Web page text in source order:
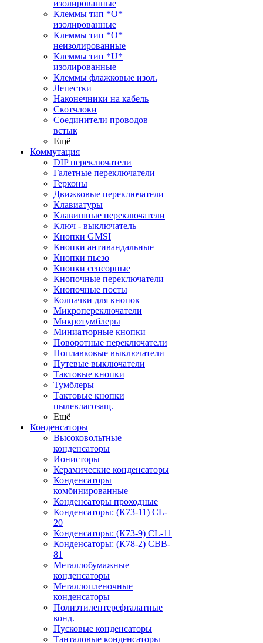
изолированные
Клеммы тип *O*
изолированные
Клеммы тип *O*
неизолированные
Клеммы тип *U*
изолированные
Клеммы флажковые изол.
Лепестки
Наконечники на кабель
Скотчлоки
Соединители проводов
встык
Ещё
Коммутация
DIP переключатели
Галетные переключатели
Герконы
Движковые переключатели
Клавиатуры
Клавишные переключатели
Ключ - выключатель
Кнопки GMSI
Кнопки антивандальные
Кнопки пьезо
Кнопки сенсорные
Кнопочные переключатели
Кнопочные посты
Колпачки для кнопок
Микропереключатели
Микротумблеры
Миниатюрные кнопки
Поворотные переключатели
Поплавковые выключатели
Путевые выключатели
Тактовые кнопки
Тумблеры
Тактовые кнопки
пылевлагозащ.
Ещё
Конденсаторы
Высоковольтные
конденсаторы
Ионисторы
Керамические конденсаторы
Конденсаторы
комбинированные
Конденсаторы проходные
Конденсаторы: (К73-11) CL-
20
Конденсаторы: (К73-9) CL-11
Конденсаторы: (К78-2) CBB-
81
Металлобумажные
конденсаторы
Металлопленочные
конденсаторы
Полиэтилентерефталатные
конд.
Пусковые конденсаторы
Танталовые конденсаторы